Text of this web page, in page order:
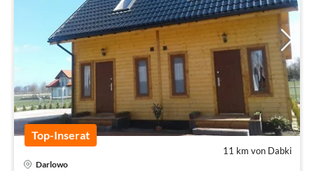
Top-Inserat
11 km von Dabki
Darlowo